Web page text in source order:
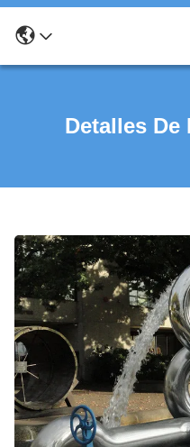
Detalles